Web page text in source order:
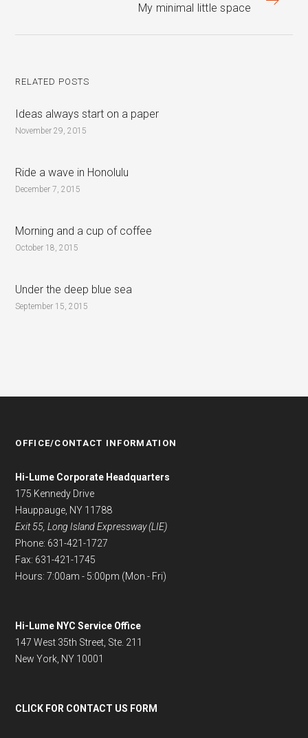
My minimal little space
RELATED POSTS
Ideas always start on a paper
November 29, 2015
Ride a wave in Honolulu
December 7, 2015
Morning and a cup of coffee
October 18, 2015
Under the deep blue sea
September 15, 2015
OFFICE/CONTACT INFORMATION
Hi-Lume Corporate Headquarters
175 Kennedy Drive
Hauppauge, NY 11788
Exit 55, Long Island Expressway (LIE)
Phone: 631-421-1727
Fax: 631-421-1745
Hours: 7:00am - 5:00pm (Mon - Fri)
Hi-Lume NYC Service Office
147 West 35th Street, Ste. 211
New York, NY 10001
CLICK FOR CONTACT US FORM